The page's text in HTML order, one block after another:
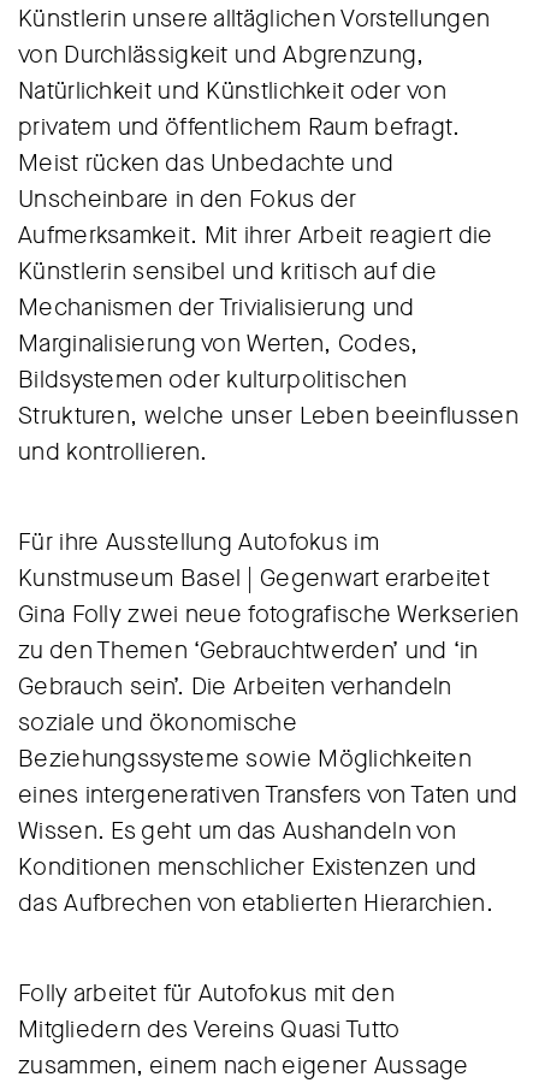
Künstlerin unsere alltäglichen Vorstellungen
von Durchlässigkeit und Abgrenzung,
Natürlichkeit und Künstlichkeit oder von
privatem und öffentlichem Raum befragt.
Meist rücken das Unbedachte und
Unscheinbare in den Fokus der
Aufmerksamkeit. Mit ihrer Arbeit reagiert die
Künstlerin sensibel und kritisch auf die
Mechanismen der Trivialisierung und
Marginalisierung von Werten, Codes,
Bildsystemen oder kulturpolitischen
Strukturen, welche unser Leben beeinflussen
und kontrollieren.
Für ihre Ausstellung Autofokus im
Kunstmuseum Basel | Gegenwart erarbeitet
Gina Folly zwei neue fotografische Werkserien
zu den Themen ‘Gebrauchtwerden’ und ‘in
Gebrauch sein’. Die Arbeiten verhandeln
soziale und ökonomische
Beziehungssysteme sowie Möglichkeiten
eines intergenerativen Transfers von Taten und
Wissen. Es geht um das Aushandeln von
Konditionen menschlicher Existenzen und
das Aufbrechen von etablierten Hierarchien.
Folly arbeitet für Autofokus mit den
Mitgliedern des Vereins Quasi Tutto
zusammen, einem nach eigener Aussage